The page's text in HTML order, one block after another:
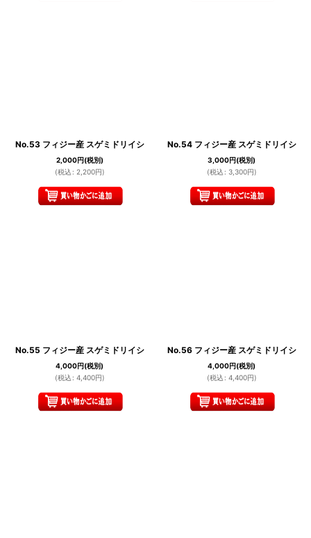
No.53 フィジー産 スゲミドリイシ
2,000円(税別)
(税込 : 2,200円)
No.54 フィジー産 スゲミドリイシ
3,000円(税別)
(税込 : 3,300円)
No.55 フィジー産 スゲミドリイシ
4,000円(税別)
(税込 : 4,400円)
No.56 フィジー産 スゲミドリイシ
4,000円(税別)
(税込 : 4,400円)